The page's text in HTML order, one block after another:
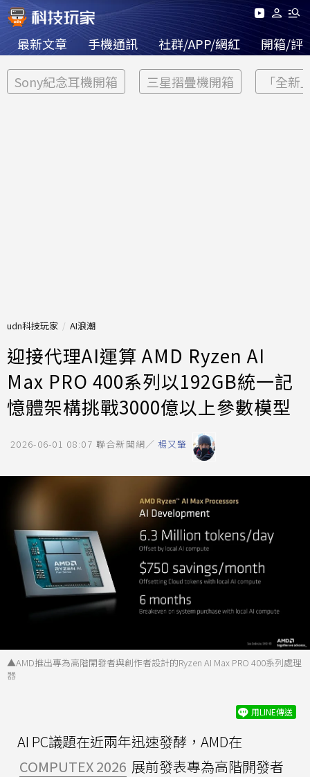
最新文章 手機通訊 社群/APP/網紅 開箱/評
Sony紀念耳機開箱 三星摺疊機開箱 「全新
udn科技玩家 AI浪潮
迎接代理AI運算 AMD Ryzen AI
Max PRO 400系列以192GB統一記
憶體架構挑戰3000億以上參數模型
2026-06-01 08:07 聯合新聞網／ 楊又肇
▲AMD推出專為高階開發者與創作者設計的Ryzen AI Max PRO 400系列處理
器
用LINE傳送
AI PC議題在近兩年迅速發酵，AMD在
COMPUTEX 2026 展前發表專為高階開發者